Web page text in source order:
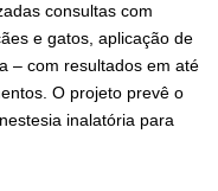
consultas com
e gatos, aplicação de
– com resultados em até
O projeto prevê o
inalatória para